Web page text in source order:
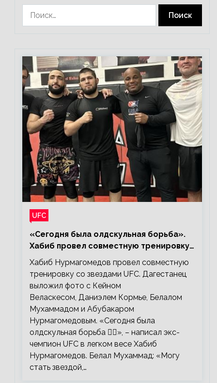
UFC
«Сегодня была олдскульная борьба».
Хабиб провел совместную тренировку
со звездами UFC
Хабиб Нурмагомедов провел совместную
тренировку со звездами UFC. Дагестанец
выложил фото с Кейном
Веласкесом, Даниэлем Кормье, Белалом
Мухаммадом и Абубакаром
Нурмагомедовым. «Сегодня была
олдскульная борьба 🤼‍♂️», – написал экс-
чемпион UFC в легком весе Хабиб
Нурмагомедов. Белал Мухаммад: «Могу
стать звездой,…